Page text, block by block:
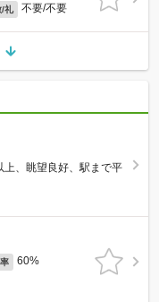
/礼 不要/不要
、眺望良好、駅まで平
60%